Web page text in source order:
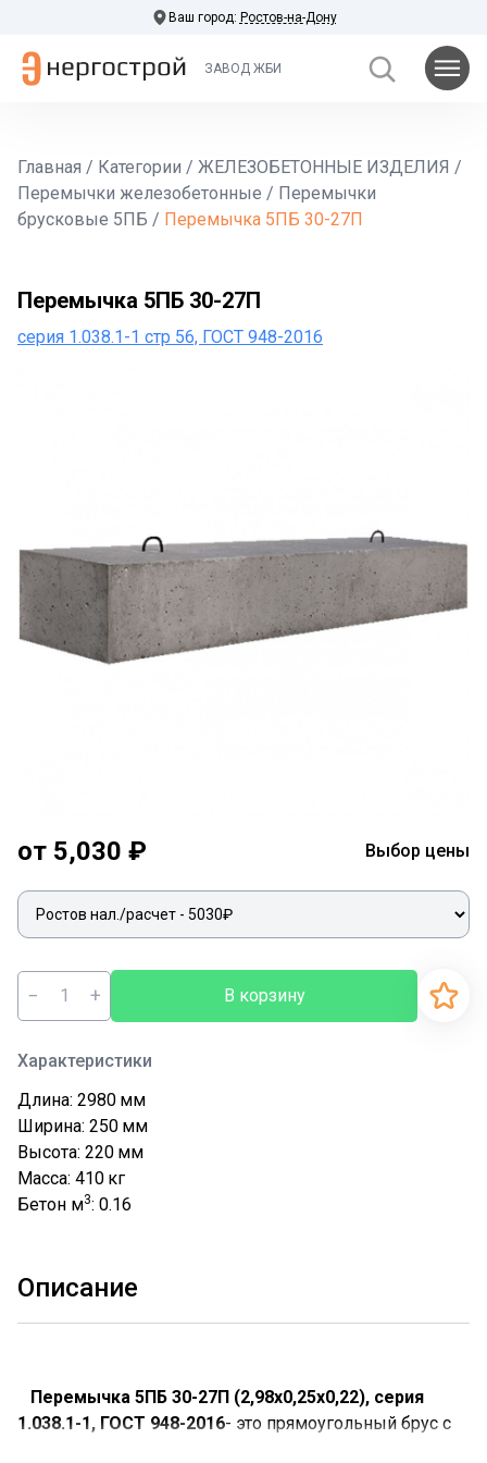
Ваш город: Ростов-на-Дону
ЗАВОД ЖБИ
Главная / Категории / ЖЕЛЕЗОБЕТОННЫЕ ИЗДЕЛИЯ /
Перемычки железобетонные / Перемычки
брусковые 5ПБ / Перемычка 5ПБ 30-27П
Перемычка 5ПБ 30-27П
серия 1.038.1-1 стр 56, ГОСТ 948-2016
от 5,030 ₽ Выбор цены
− + В корзину
Характеристики
Длина: 2980 мм
Ширина: 250 мм
Высота: 220 мм
Масса: 410 кг
Бетон м3: 0.16
Описание
Перемычка 5ПБ 30-27П (2,98х0,25х0,22), серия
1.038.1-1, ГОСТ 948-2016- это прямоугольный брус с